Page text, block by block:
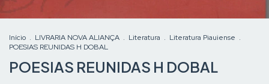
Início . LIVRARIA NOVA ALIANÇA . Literatura . Literatura Piauiense .
POESIAS REUNIDAS H DOBAL
POESIAS REUNIDAS H DOBAL